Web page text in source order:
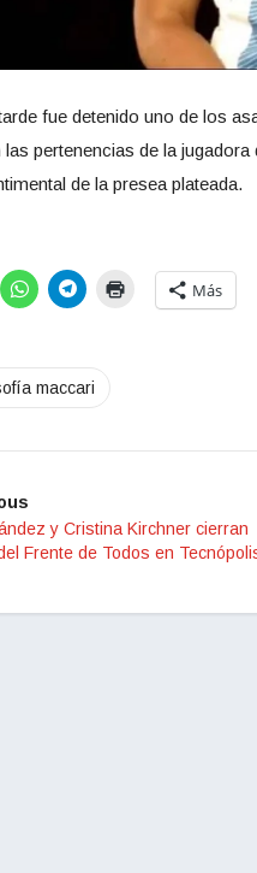
fue detenido uno de los
las pertenencias de la
de la presea plateada.
Más
maccari
y Cristina Kirchner cierran
Frente de Todos en